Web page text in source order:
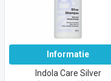
Informatie
Indola Care Silver